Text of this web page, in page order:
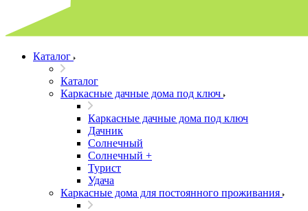
Каталог
Каталог
Каркасные дачные дома под ключ
Каркасные дачные дома под ключ
Дачник
Солнечный
Солнечный +
Турист
Удача
Каркасные дома для постоянного проживания